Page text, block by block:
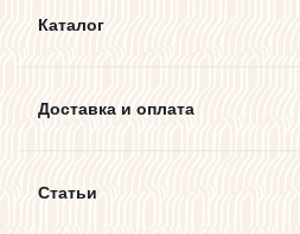
Каталог
Доставка и оплата
Статьи